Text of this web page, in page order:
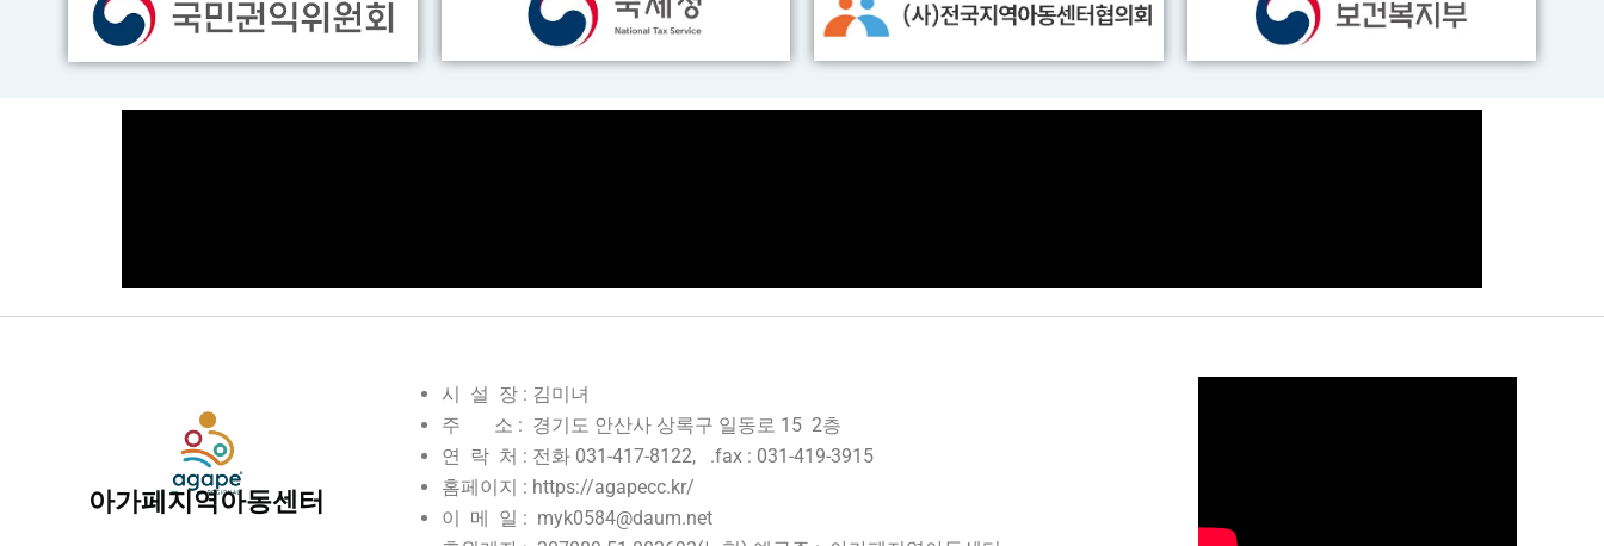
아가페지역아동센터
시 설 장 : 김미녀
주 소 : 경기도 안산사 상록구 일동로 15 2층
연 락 처 : 전화 031-417-8122, .fax : 031-419-3915
홈페이지 : https://agapecc.kr/
이 메 일 : myk0584@daum.net